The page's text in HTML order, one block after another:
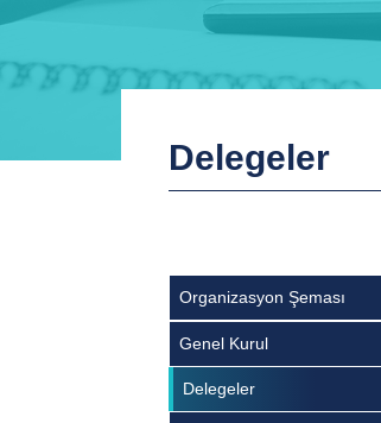
Delegeler
Organizasyon Şeması
Genel Kurul
Delegeler